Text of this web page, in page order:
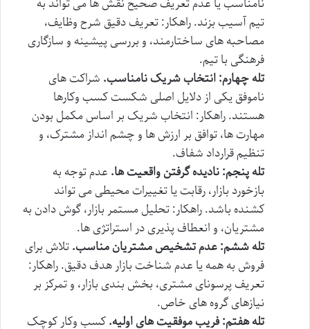
تیم آسیب بزند. راهکار: تعریف دقیق شرح وظایف،
مصاحبه های ساختارمند، و بررسی پیشینه و سازگاری
فرهنگی با تیم.
تله چهارم: انتخاب شریک نامناسب. شراکت های
ناموفق یکی از دلایل اصلی شکست کسب وکارها
هستند. راهکار: انتخاب شریک بر اساس مکمل بودن
مهارت ها، توافق بر ارزش ها و چشم انداز مشترک، و
تنظیم قرارداد شفاف.
تله پنجم: نادیده گرفتن واقعیت ها. عدم توجه به
بازخورد بازار، رقابت یا تغییرات محیطی می تواند
کشنده باشد. راهکار: تحلیل مستمر بازار، گوش دادن به
مشتریان، و انعطاف پذیری در استراتژی ها.
تله ششم: عدم تشخیص مشتریان مناسب.تلاش برای
فروش به همه یا عدم شناخت بازار هدف دقیق. راهکار:
تعریف پرسونای مشتری، بخش بندی بازار، و تمرکز بر
نیازهای گروه های خاص.
تله هفتم: فریب موفقیت های اولیه.کسب وکار کوچک